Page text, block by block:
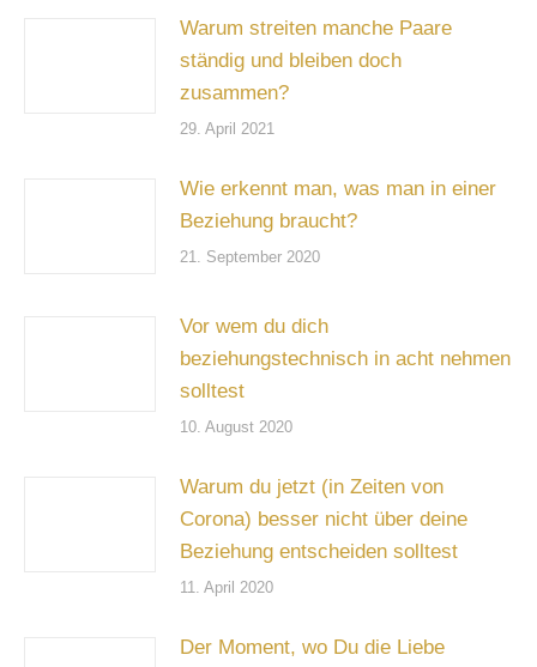
Warum streiten manche Paare
ständig und bleiben doch
zusammen?
29. April 2021
Wie erkennt man, was man in einer
Beziehung braucht?
21. September 2020
Vor wem du dich
beziehungstechnisch in acht nehmen
solltest
10. August 2020
Warum du jetzt (in Zeiten von
Corona) besser nicht über deine
Beziehung entscheiden solltest
11. April 2020
Der Moment, wo Du die Liebe